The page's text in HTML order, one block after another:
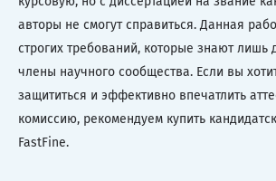
авторы не смогут справиться. Данная
строгих требований, которые знают лишь
члены научного сообщества. Если вы
защититься и эффективно впечатлить
комиссию, рекомендуем купить
FastFine.